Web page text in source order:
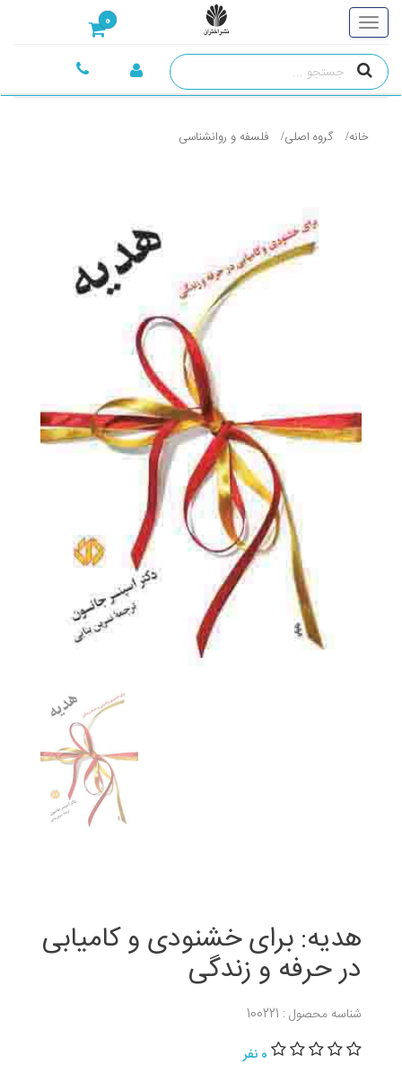
0
خانه گروه اصلی فلسفه و روانشناسی
هدیه: برای خشنودی و کامیابی
در حرفه و زندگی
شناسه محصول : 100221
0 نفر